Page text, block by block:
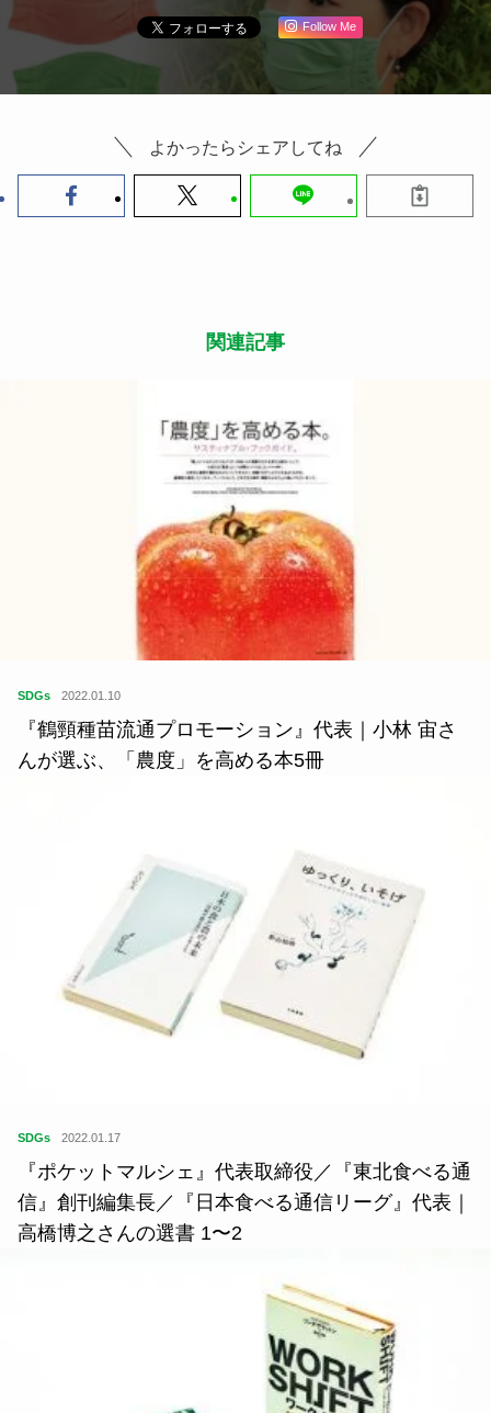
Follow Me
よかったらシェアしてね
関連記事
SDGs 2022.01.10
『鶴頸種苗流通プロモーション』代表｜小林 宙さ
んが選ぶ、「農度」を高める本5冊
SDGs 2022.01.17
『ポケットマルシェ』代表取締役／『東北食べる通
信』創刊編集長／『日本食べる通信リーグ』代表｜
高橋博之さんの選書 1〜2